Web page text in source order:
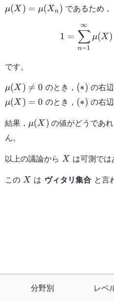
\mu
(X) =
μ(X ) = μ(Xn ) であるため，
1 =
n=1
∑
∞
μ(X)
です。
\mu
(X)
\neq
0
μ(X ) 
= 0 のとき， (\ast)
(∗) の右
μ(X ) = 0 のとき， (\ast)
(∗) の右
結果， \mu
μ(X ) の値がどうであれ
ん。
以上の議論から X
X は可測では
この X
X は ヴィタリ集合 と言
分野別 レベ